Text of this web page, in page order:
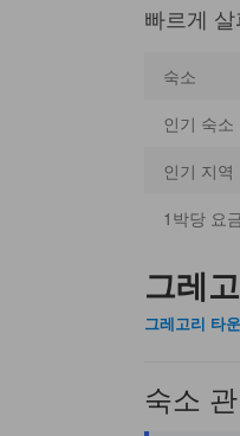
빠르게
숙소
인기 숙소
인기 지역
1박당 요
그레
그레고리 타운
숙소